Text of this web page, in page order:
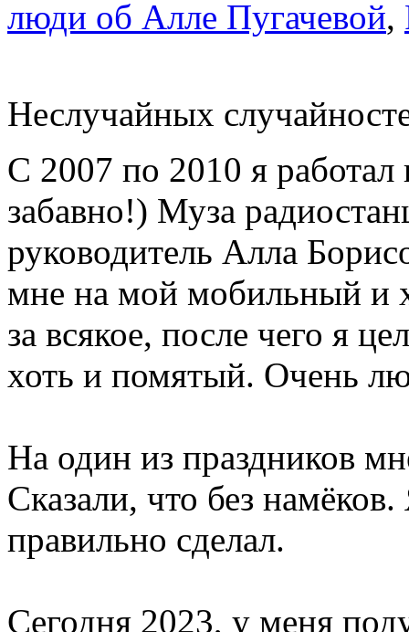
люди об Алле Пугачевой,
Неслучайных
С 2007 по 2010 я
забавно!) Муза
руководитель Алла
мне на мой мобильный и
за всякое, после чего я
хоть и помятый. Очень
На один из праздников
Сказали, что без
правильно сделал.
Сегодня 2023, у меня